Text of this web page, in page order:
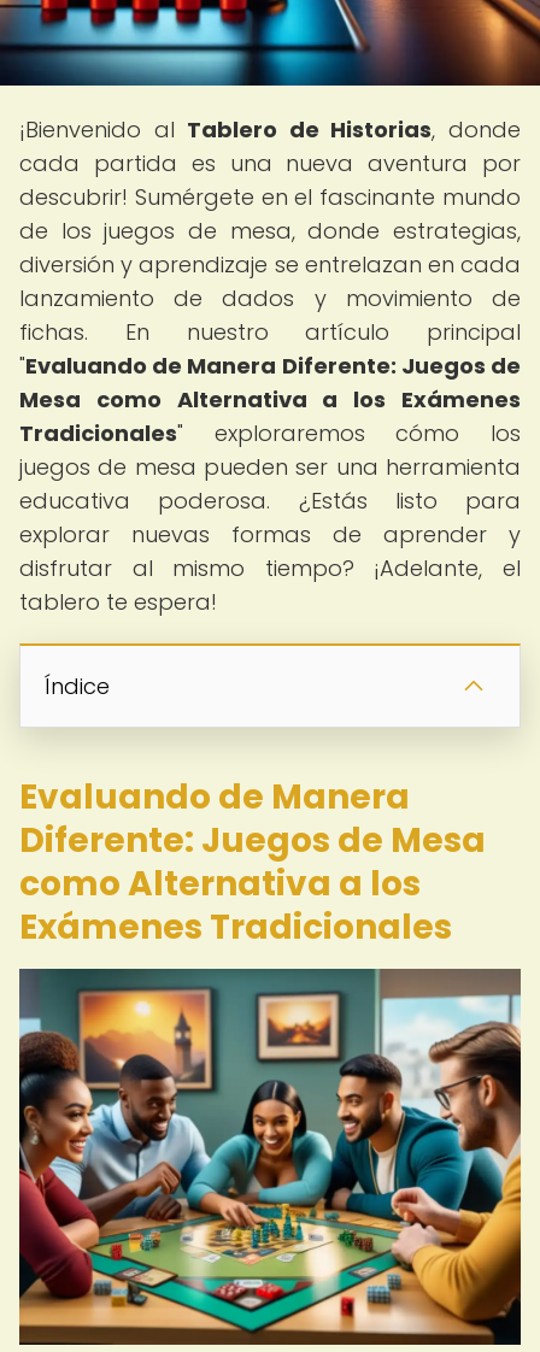
¡Bienvenido al Tablero de Historias, donde
cada partida es una nueva aventura por
descubrir! Sumérgete en el fascinante mundo
de los juegos de mesa, donde estrategias,
diversión y aprendizaje se entrelazan en cada
lanzamiento de dados y movimiento de
fichas. En nuestro artículo principal
"Evaluando de Manera Diferente: Juegos de
Mesa como Alternativa a los Exámenes
Tradicionales" exploraremos cómo los
juegos de mesa pueden ser una herramienta
educativa poderosa. ¿Estás listo para
explorar nuevas formas de aprender y
disfrutar al mismo tiempo? ¡Adelante, el
tablero te espera!
Índice
Evaluando de Manera
Diferente: Juegos de Mesa
como Alternativa a los
Exámenes Tradicionales